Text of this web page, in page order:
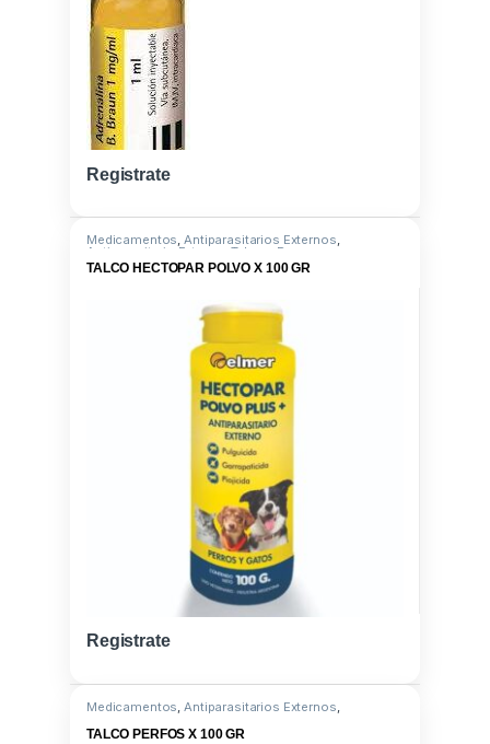
Registrate
Medicamentos,Antiparasitarios Externos,
Antiparasitario Externo Talcos
Propoxur
TALCO HECTOPAR POLVO X 100 GR
Registrate
Medicamentos Antiparasitarios Externos
Antiparasitario Externo
TALCO PERFOS X 100 GR